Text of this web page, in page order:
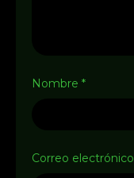
Nombre *
Correo electrónico